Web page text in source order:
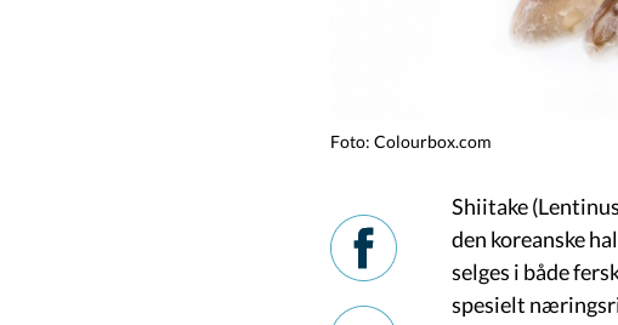
Foto: Colourbox.com
Shiitake
den koreanske
selges i både
spesielt